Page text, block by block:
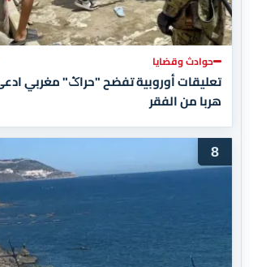
حوادث وقضايا
تعليقات أوروبية تفضح "حراݣ" مغربي
هربا من الفقر
8